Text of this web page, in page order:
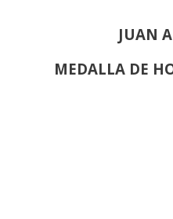
JUAN
MEDALLA DE